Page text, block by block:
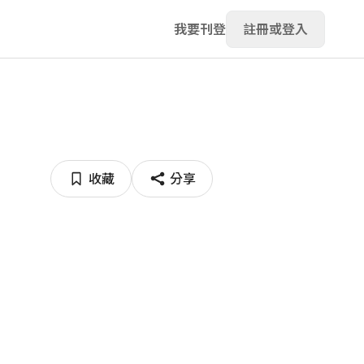
我要刊登 註冊或登入
收藏 分享